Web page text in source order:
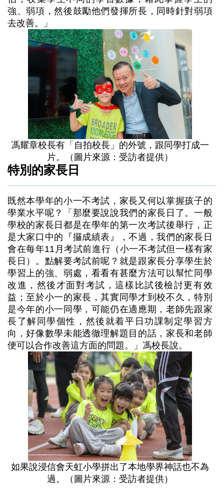
強、弱項，然後鼓勵他們發揮所長，同時針對弱項
去改善。」
馮耀章校長有「自拍校長」的外號，跟同學打成一
片。（圖片來源：受訪者提供）
特別的家長日
既然本學年的小一不考試，家長又何以掌握孩子的
學業水平呢？「那麼要說說我們的家長日了。一般
學校的家長日都是在學年的第一次考試後舉行，正
是大家口中的『攞成績表』，不過，我們的家長日
會在每年11月考試前進行（小一不考試但一樣有家
長日）。點解要考試前呢？就是跟家長分享學生於
學習上的強、弱處，看看有甚麼方法可以幫忙同學
改進，然後才面對考試，這樣比試後檢討更有效
益；至於小一的家長，其實同學才到校不久，特別
是今年的小一同學，可能仍在適應期，老師先跟家
長了解同學個性，然後就着平日功課制定學習方
向，好像數學未能透徹理解題目的話，家長和老師
便可以合作改善這方面的問題。」馮校長說。
如果說浸信會天虹小學拼出了本地學界神話也不為
過。（圖片來源：受訪者提供）